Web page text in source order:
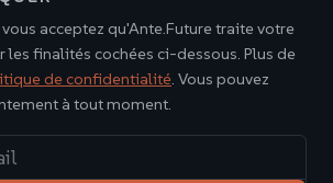
acceptez qu'Ante.Future traite votre
les finalités cochées ci-dessous. Plus de
de confidentialité. Vous pouvez
à tout moment.